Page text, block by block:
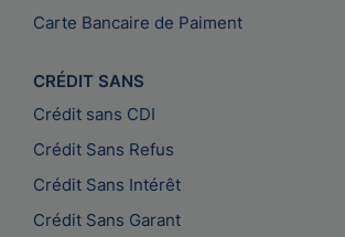
Carte Bancaire de Paiment
CRÉDIT SANS
Crédit sans CDI
Crédit Sans Refus
Crédit Sans Intérêt
Crédit Sans Garant